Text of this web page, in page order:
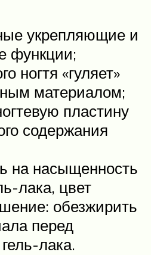
укрепляющие и
функции;
ногтя «гуляет»
материалом;
пластину
содержания
на насыщенность
лака, цвет
обезжирить
перед
лака.